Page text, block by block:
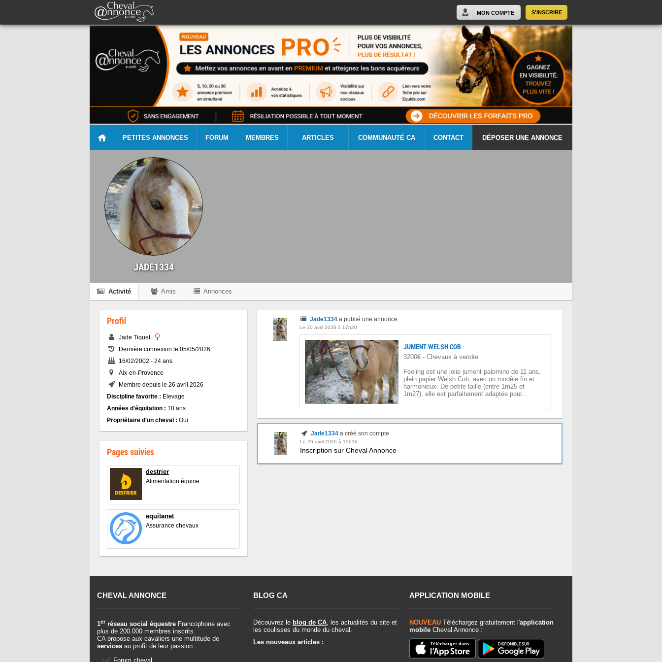
S'INSCRIRE
MON COMPTE
PETITES ANNONCES FORUM MEMBRES ARTICLES COMMUNAUTÉ CA CONTACT DÉPOSER UNE ANNONCE
JADE1334
Activité Amis Annonces
Profil
Jade Tiquet
Dernière connexion le 05/05/2026
16/02/2002 - 24 ans
Aix-en-Provence
Membre depuis le 26 avril 2026
Discipline favorite : Elevage
Années d'équitation : 10 ans
Propriétaire d'un cheval : Oui
Pages suivies
destrier
Alimentation équine
equitanet
Assurance chevaux
Jade1334 a publié une annonce
Le 30 avril 2026 à 17h20
JUMENT WELSH COB
3200€ - Chevaux à vendre
Feeling est une jolie jument palomino de 11 ans,
plein papier Welsh Cob, avec un modèle fin et
harmonieux. De petite taille (entre 1m25 et
1m27), elle est parfaitement adaptée pour...
Jade1334a créé son compte
Le 26 avril 2026 à 15h16
Inscription sur Cheval Annonce
CHEVAL ANNONCE
1er réseau social équestre Francophone avec
plus de 200.000 membres inscrits.
CA propose aux cavaliers une multitude de
services au profit de leur passion :
Forum cheval
BLOG CA
Découvrez le blog de CA , les actualités du site et
les coulisses du monde du cheval.
Les nouveaux articles :
APPLICATION MOBILE
NOUVEAU Téléchargez gratuitement l'application
mobile Cheval Annonce :